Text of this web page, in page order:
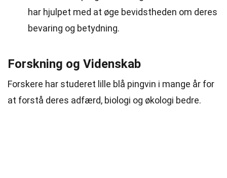
har hjulpet med at øge bevidstheden om deres
bevaring og betydning.
Forskning og Videnskab
Forskere har studeret lille blå pingvin i mange år for
at forstå deres adfærd, biologi og økologi bedre.